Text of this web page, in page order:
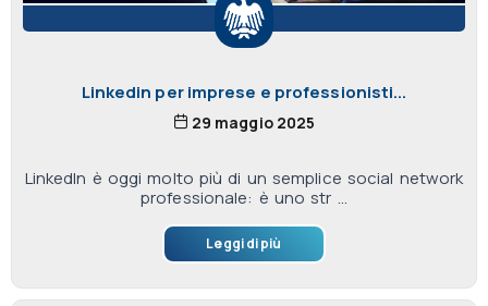
Linkedin per imprese e professionisti...
29 maggio 2025
LinkedIn è oggi molto più di un semplice social network
professionale: è uno str ...
Leggi di più